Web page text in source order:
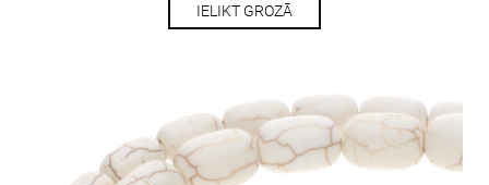
IELIKT GROZĀ